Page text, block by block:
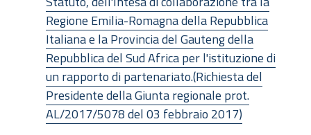
Regione Emilia-Romagna della Repubblica
Italiana e la Provincia del Gauteng della
Repubblica del Sud Africa per l'istituzione di
un rapporto di partenariato.(Richiesta del
Presidente della Giunta regionale prot.
AL/2017/5078 del 03 febbraio 2017)